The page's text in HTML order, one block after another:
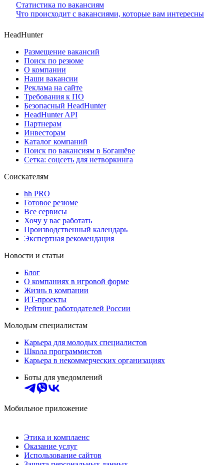
Статистика по вакансиям
Что происходит с вакансиями, которые вам интересны
HeadHunter
Размещение вакансий
Поиск по резюме
О компании
Наши вакансии
Реклама на сайте
Требования к ПО
Безопасный HeadHunter
HeadHunter API
Партнерам
Инвесторам
Каталог компаний
Поиск по вакансиям в Богашёве
Сетка: соцсеть для нетворкинга
Соискателям
hh PRO
Готовое резюме
Все сервисы
Хочу у вас работать
Производственный календарь
Экспертная рекомендация
Новости и статьи
Блог
О компаниях в игровой форме
Жизнь в компании
ИТ-проекты
Рейтинг работодателей России
Молодым специалистам
Карьера для молодых специалистов
Школа программистов
Карьера в некоммерческих организациях
Боты для уведомлений
Мобильное приложение
Этика и комплаенс
Оказание услуг
Использование сайтов